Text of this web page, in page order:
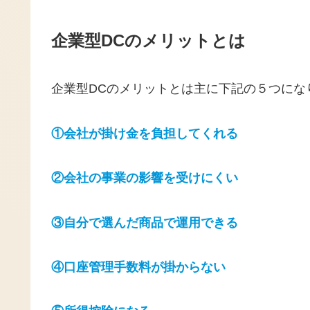
企業型DCのメリットとは
企業型DCのメリットとは主に下記の５つにな
①会社が掛け金を負担してくれる
②会社の事業の影響を受けにくい
③自分で選んだ商品で運用できる
④口座管理手数料が掛からない